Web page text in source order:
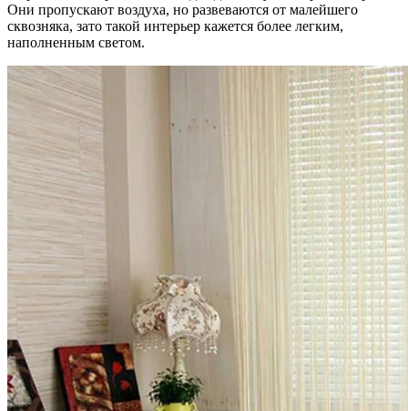
Они пропускают воздуха, но развеваются от малейшего
сквозняка, зато такой интерьер кажется более легким,
наполненным светом.